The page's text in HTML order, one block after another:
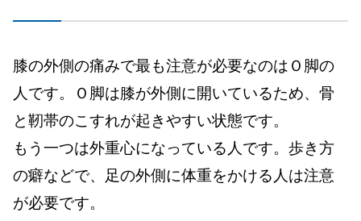
膝の外側の痛みで最も注意が必要なのはＯ脚の
人です。Ｏ脚は膝が外側に開いているため、骨
と靭帯のこすれが起きやすい状態です。
もう一つは外重心になっている人です。歩き方
の癖などで、足の外側に体重をかける人は注意
が必要です。